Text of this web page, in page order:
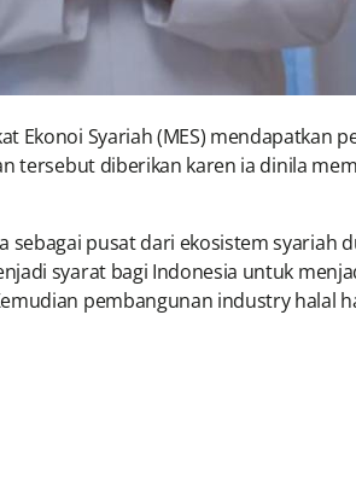
Ekonoi Syariah (MES) mendapatkan
tersebut diberikan karen ia dinila
pusat dari ekosistem syariah
syarat bagi Indonesia untuk
pembangunan industry halal